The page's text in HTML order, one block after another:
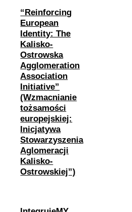
“Reinforcing
European
Identity: The
Kalisko-
Ostrowska
Agglomeration
Association
Initiative”
(Wzmacnianie
tożsamości
europejskiej:
Inicjatywa
Stowarzyszenia
Aglomeracji
Kalisko-
Ostrowskiej”)